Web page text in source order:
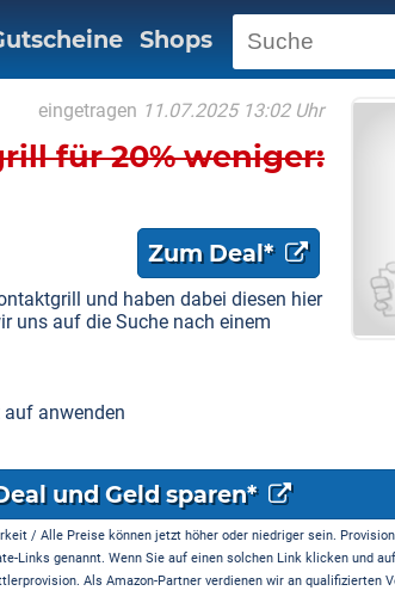
Shops
eingetragen 11.07.2025 13:02 Uhr
für 20% weniger:
Zum Deal*
und haben dabei diesen hier
uns auf die Suche nach einem
anwenden
und Geld sparen*
/ Alle Preise können jetzt höher oder niedriger sein.
Links genannt. Wenn Sie auf einen solchen Link klicken und
Als Amazon-Partner verdienen wir an qualifizierten